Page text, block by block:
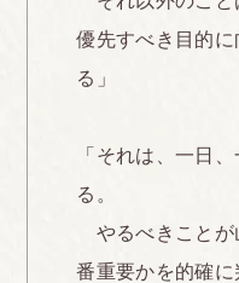
優先すべき目的
る」
「それは、一日
る。
やるべきことが
番重要かを的確